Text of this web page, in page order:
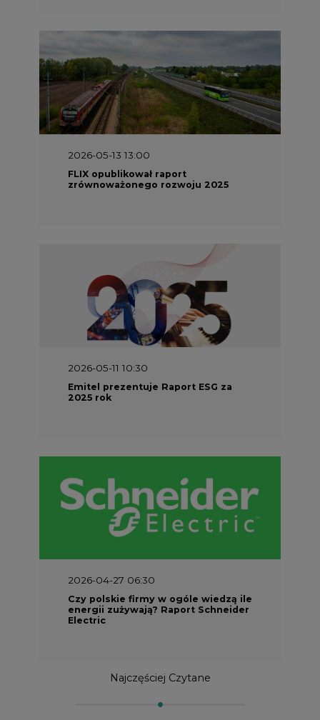
2026-05-13 13:00
FLIX opublikował raport
zrównoważonego rozwoju 2025
2026-05-11 10:30
Emitel prezentuje Raport ESG za
2025 rok
2026-04-27 06:30
Czy polskie firmy w ogóle wiedzą ile
energii zużywają? Raport Schneider
Electric
Najczęściej Czytane